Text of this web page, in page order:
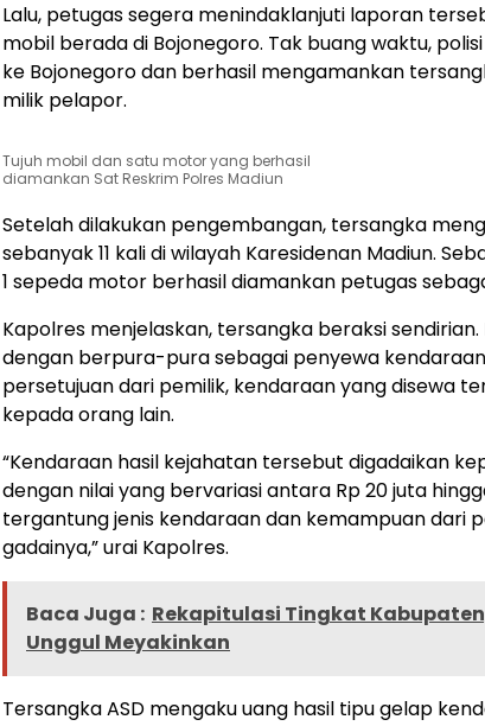
Lalu, petugas segera menindaklanjuti laporan
mobil berada di Bojonegoro. Tak buang waktu,
ke Bojonegoro dan berhasil mengamankan
milik pelapor.
Tujuh mobil dan satu motor yang berhasil
diamankan Sat Reskrim Polres Madiun
Setelah dilakukan pengembangan, tersangka
sebanyak 11 kali di wilayah Karesidenan Madiun.
1 sepeda motor berhasil diamankan petugas
Kapolres menjelaskan, tersangka beraksi sendirian.
dengan berpura-pura sebagai penyewa
persetujuan dari pemilik, kendaraan yang disewa
kepada orang lain.
“Kendaraan hasil kejahatan tersebut digadaikan
dengan nilai yang bervariasi antara Rp 20 juta
tergantung jenis kendaraan dan kemampuan dari
gadainya,” urai Kapolres.
Baca Juga : Rekapitulasi Tingkat
Unggul Meyakinkan
Tersangka ASD mengaku uang hasil tipu gelap